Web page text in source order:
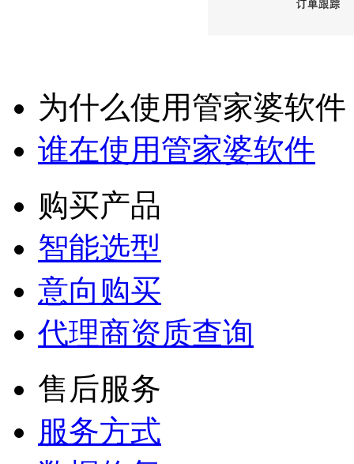
为什么使用管家婆软件
谁在使用管家婆软件
购买产品
智能选型
意向购买
代理商资质查询
售后服务
服务方式